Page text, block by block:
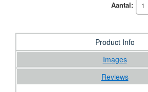
Aantal:
Product Info
Images
Reviews